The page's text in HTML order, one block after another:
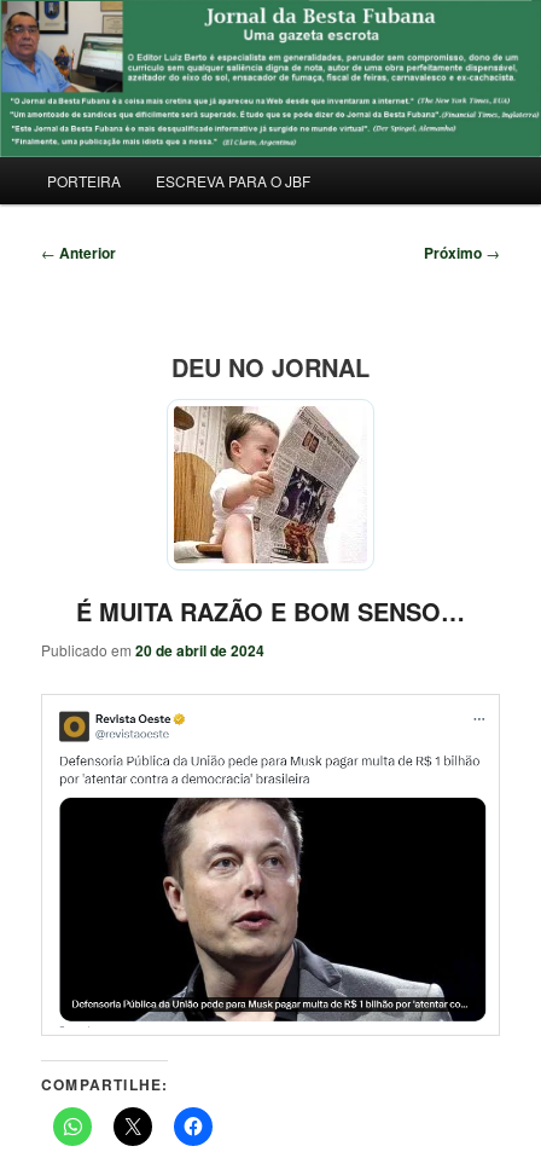
Pular
para
o
conteúdo
principalJORNAL DA BESTA FUBANA
Uma Gazeta Escrota
principal
PORTEIRA ESCREVA PARA O JBF
Navegação
← Anterior Próximo →
DEU NO JORNAL
É MUITA RAZÃO E BOM SENSO…
Publicado em20 de abril de 2024
COMPARTILHE: